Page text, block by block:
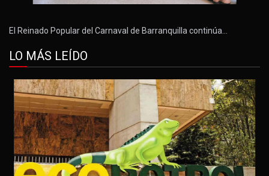
El Reinado Popular del Carnaval de Barranquilla continúa…
LO MÁS LEÍDO